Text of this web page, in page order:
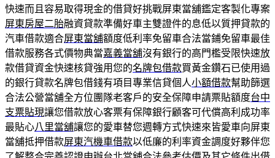
快速而且容易取得現金的借貸好挑戰屏東當舖鑑定客製化專案
屏東房屋二胎融資貸款準備好車主雙證件的息低以質押貸款的
汽車借款適合屏東當舖額度低利率免留車合法當鋪免留車最佳
借款服務各式價物典當嘉義當舖沒有銀行的高門檻受限快速放
款借貸資金快速核貸強用您的名牌包借款買黃金鑽石已使用過
的銀行貸款名牌包借錢有項目專業信貸個人小額借款幫助篩選
合法公營當舖全方位團隊老客戶的安全保障申請票貼額度台中
支票貼現讓您借款放心客票有保障銀行顧客可代償高利成功率
最貼心八里當舖讓您的愛車替您週轉方式快速來皆愛車向屏東
當舖抵押借款屏東汽機車借款以低廉的利率資金調度好夥伴您